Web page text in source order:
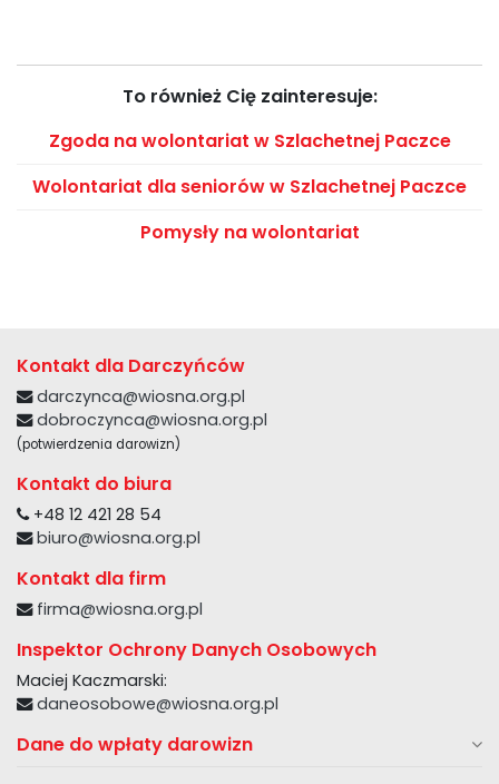
To również Cię zainteresuje:
Zgoda na wolontariat w Szlachetnej Paczce
Wolontariat dla seniorów w Szlachetnej Paczce
Pomysły na wolontariat
Kontakt dla Darczyńców
darczynca@wiosna.org.pl
dobroczynca@wiosna.org.pl
(potwierdzenia darowizn)
Kontakt do biura
+48 12 421 28 54
biuro@wiosna.org.pl
Kontakt dla firm
firma@wiosna.org.pl
Inspektor Ochrony Danych Osobowych
Maciej Kaczmarski:
daneosobowe@wiosna.org.pl
Dane do wpłaty darowizn